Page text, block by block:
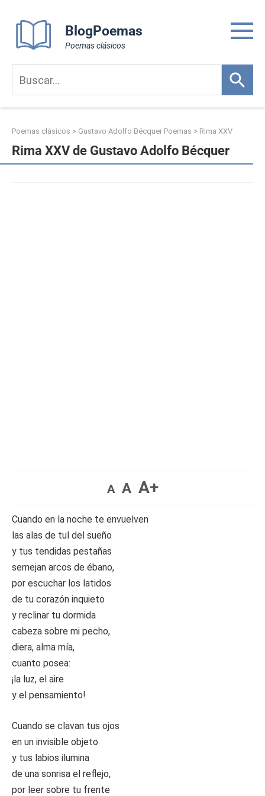
content
BlogPoemas
Poemas clásicos
Poemas clásicos > Gustavo Adolfo Bécquer Poemas > Rima XXV
Rima XXV de Gustavo Adolfo Bécquer
A A A+
Cuando en la noche te envuelven
las alas de tul del sueño
y tus tendidas pestañas
semejan arcos de ébano,
por escuchar los latidos
de tu corazón inquieto
y reclinar tu dormida
cabeza sobre mi pecho,
diera, alma mía,
cuanto posea:
¡la luz, el aire
y el pensamiento!
Cuando se clavan tus ojos
en un invisible objeto
y tus labios ilumina
de una sonrisa el reflejo,
por leer sobre tu frente